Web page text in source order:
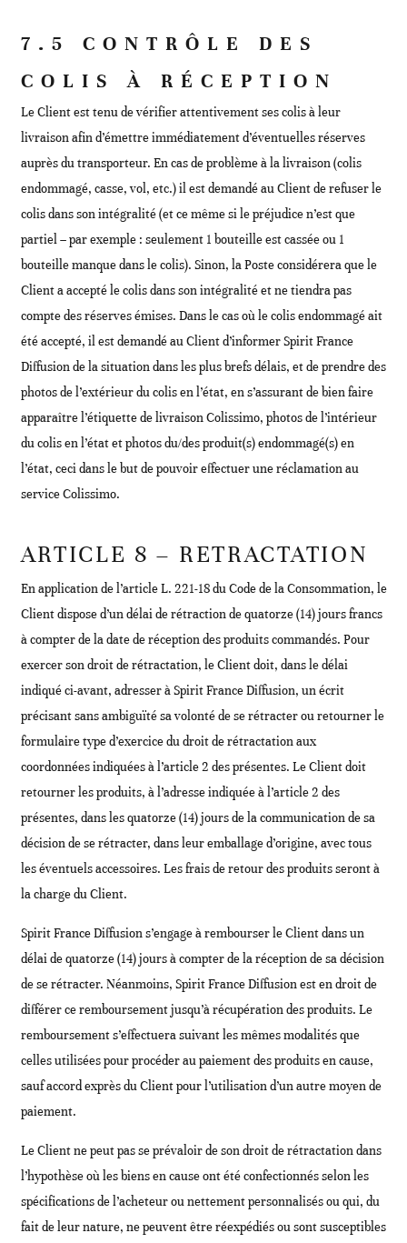
7.5 CONTRÔLE DES
COLIS À RÉCEPTION
Le Client est tenu de vérifier attentivement ses colis à leur
livraison afin d’émettre immédiatement d’éventuelles réserves
auprès du transporteur. En cas de problème à la livraison (colis
endommagé, casse, vol, etc.) il est demandé au Client de refuser le
colis dans son intégralité (et ce même si le préjudice n’est que
partiel – par exemple : seulement 1 bouteille est cassée ou 1
bouteille manque dans le colis). Sinon, la Poste considérera que le
Client a accepté le colis dans son intégralité et ne tiendra pas
compte des réserves émises. Dans le cas où le colis endommagé ait
été accepté, il est demandé au Client d’informer Spirit France
Diffusion de la situation dans les plus brefs délais, et de prendre des
photos de l’extérieur du colis en l’état, en s’assurant de bien faire
apparaître l’étiquette de livraison Colissimo, photos de l’intérieur
du colis en l’état et photos du/des produit(s) endommagé(s) en
l’état, ceci dans le but de pouvoir effectuer une réclamation au
service Colissimo.
ARTICLE 8 – RETRACTATION
En application de l’article L. 221-18 du Code de la Consommation, le
Client dispose d’un délai de rétraction de quatorze (14) jours francs
à compter de la date de réception des produits commandés. Pour
exercer son droit de rétractation, le Client doit, dans le délai
indiqué ci-avant, adresser à Spirit France Diffusion, un écrit
précisant sans ambiguïté sa volonté de se rétracter ou retourner le
formulaire type d’exercice du droit de rétractation aux
coordonnées indiquées à l’article 2 des présentes. Le Client doit
retourner les produits, à l’adresse indiquée à l’article 2 des
présentes, dans les quatorze (14) jours de la communication de sa
décision de se rétracter, dans leur emballage d’origine, avec tous
les éventuels accessoires. Les frais de retour des produits seront à
la charge du Client.
Spirit France Diffusion s’engage à rembourser le Client dans un
délai de quatorze (14) jours à compter de la réception de sa décision
de se rétracter. Néanmoins, Spirit France Diffusion est en droit de
différer ce remboursement jusqu’à récupération des produits. Le
remboursement s’effectuera suivant les mêmes modalités que
celles utilisées pour procéder au paiement des produits en cause,
sauf accord exprès du Client pour l’utilisation d’un autre moyen de
paiement.
Le Client ne peut pas se prévaloir de son droit de rétractation dans
l’hypothèse où les biens en cause ont été confectionnés selon les
spécifications de l’acheteur ou nettement personnalisés ou qui, du
fait de leur nature, ne peuvent être réexpédiés ou sont susceptibles